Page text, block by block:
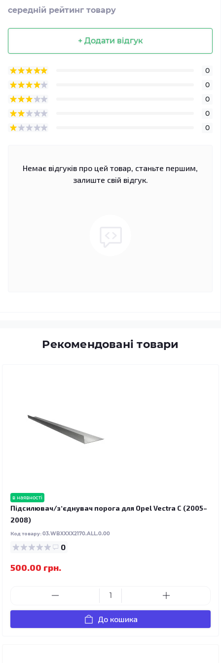
середній рейтинг товару
+ Додати відгук
0
0
0
0
0
Немає відгуків про цей товар, станьте першим,
залиште свій відгук.
Рекомендовані товари
в наявності
Підсилювач/зʼєднувач порога для Opel Vectra C (2005–
2008)
Код товару:03.WBXXXX2170.ALL.0.00
0
500.00 грн.
До кошика